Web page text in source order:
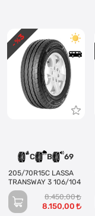
C B 69
205/70R15C LASSA
TRANSWAY 3 106/104
8.450,00
8.150,00
- %
3